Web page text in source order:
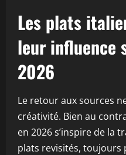
Les plats
leur influence
2026
Le retour aux sources
créativité. Bien au
en 2026 s’inspire de la
plats revisités, toujours